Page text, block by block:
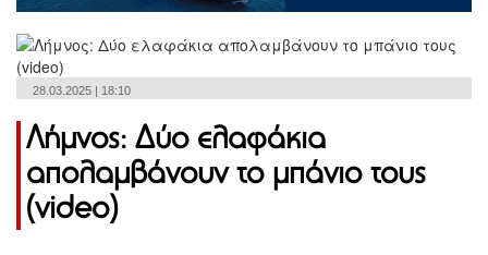
28.03.2025 | 18:10
Λήμνος: Δύο ελαφάκια
απολαμβάνουν το μπάνιο τους
(video)